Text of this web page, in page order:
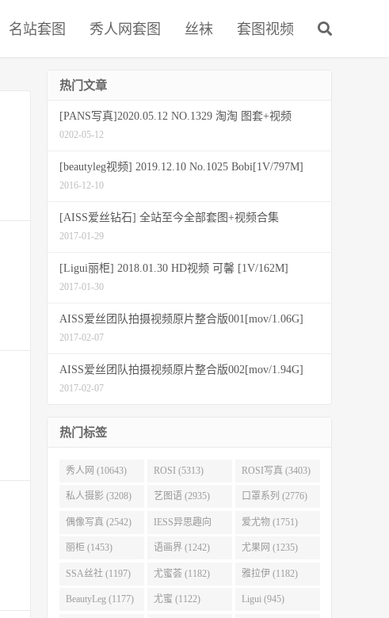
名站套图 秀人网套图 丝袜 套图视频
热门文章
[PANS写真]2020.05.12 NO.1329 淘淘 图套+视频
0202-05-12
[beautyleg视频] 2019.12.10 No.1025 Bobi[1V/797M]
2016-12-10
[AISS爱丝钻石] 全站至今全部套图+视频合集
2017-01-29
[Ligui丽柜] 2018.01.30 HD视频 可馨 [1V/162M]
2017-01-30
AISS爱丝团队拍摄视频原片整合版001[mov/1.06G]
2017-02-07
AISS爱丝团队拍摄视频原片整合版002[mov/1.94G]
2017-02-07
热门标签
秀人网 (10643) ROSI (5313) ROSI写真 (3403)
私人摄影 (3208) 艺图语 (2935) 口罩系列 (2776)
偶像写真 (2542) IESS异思趣向
(2403)
爱尤物 (1751)
丽柜 (1453) 语画界 (1242) 尤果网 (1235)
SSA丝社 (1197) 尤蜜荟 (1182) 雅拉伊 (1182)
BeautyLeg (1177) 尤蜜 (1122) Ligui (945)